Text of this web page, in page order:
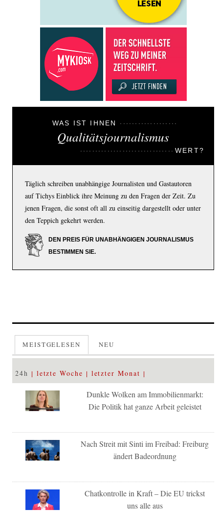
WAS IST IHNEN
Qualitätsjournalismus
WERT?
Täglich schreiben unabhängige Journalisten und Gastautoren
auf Tichys Einblick ihre Meinung zu den Fragen der Zeit. Zu
jenen Fragen, die sonst oft all zu einseitig dargestellt oder unter
den Teppich gekehrt werden.
DEN PREIS FÜR UNABHÄNGIGEN JOURNALISMUS
BESTIMMEN SIE.
MEISTGELESEN NEU
24h letzte Woche letzter Monat
Dunkle Wolken am Immobilienmarkt:
Die Politik hat ganze Arbeit geleistet
Nach Streit mit Sinti im Freibad: Freiburg
ändert Badeordnung
Chatkontrolle in Kraft – Die EU trickst
uns alle aus